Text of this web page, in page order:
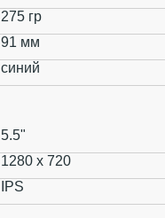
275 гр
91 мм
синий
5.5"
1280 x 720
IPS